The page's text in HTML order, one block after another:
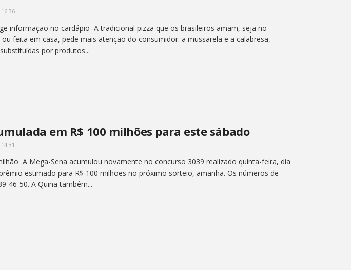
informação no cardápio A tradicional pizza que os brasileiros amam, seja no
feita em casa, pede mais atenção do consumidor: a mussarela e a calabresa,
por produtos...
em R$ 100 milhões para este sábado
A Mega-Sena acumulou novamente no concurso 3039 realizado quinta-feira, dia
estimado para R$ 100 milhões no próximo sorteio, amanhã. Os números de
46-50. A Quina também...